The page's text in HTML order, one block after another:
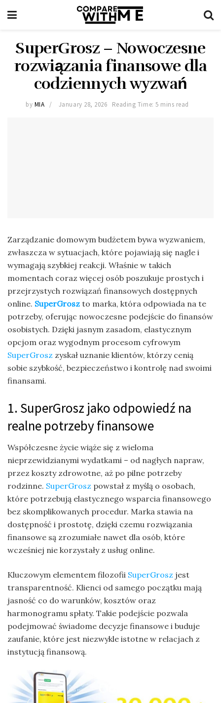
SuperGrosz – Nowoczesne
rozwiązania finansowe dla
codziennych wyzwań
by MIA January 28, 2026 Reading Time: 5 mins read
Zarządzanie domowym budżetem bywa wyzwaniem,
zwłaszcza w sytuacjach, które pojawiają się nagle i
wymagają szybkiej reakcji. Właśnie w takich
momentach coraz więcej osób poszukuje prostych i
przejrzystych rozwiązań finansowych dostępnych
online. SuperGrosz to marka, która odpowiada na te
potrzeby, oferując nowoczesne podejście do finansów
osobistych. Dzięki jasnym zasadom, elastycznym
opcjom oraz wygodnym procesom cyfrowym
SuperGrosz zyskał uznanie klientów, którzy cenią
sobie szybkość, bezpieczeństwo i kontrolę nad swoimi
finansami.
1. SuperGrosz jako odpowiedź na
realne potrzeby finansowe
Współczesne życie wiąże się z wieloma
nieprzewidzianymi wydatkami – od nagłych napraw,
przez koszty zdrowotne, aż po pilne potrzeby
rodzinne. SuperGrosz powstał z myślą o osobach,
które potrzebują elastycznego wsparcia finansowego
bez skomplikowanych procedur. Marka stawia na
dostępność i prostotę, dzięki czemu rozwiązania
finansowe są zrozumiałe nawet dla osób, które
wcześniej nie korzystały z usług online.
Kluczowym elementem filozofii SuperGrosz jest
transparentność. Klienci od samego początku mają
jasność co do warunków, kosztów oraz
harmonogramu spłaty. Takie podejście pozwala
podejmować świadome decyzje finansowe i buduje
zaufanie, które jest niezwykle istotne w relacjach z
instytucją finansową.